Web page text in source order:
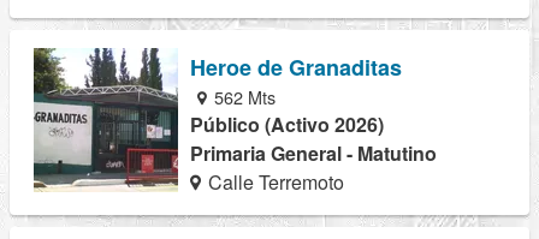
Heroe de Granaditas
562 Mts
Público (Activo 2026)
Primaria General - Matutino
Calle Terremoto